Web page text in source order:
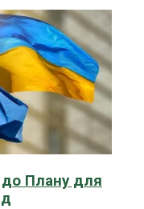
до Плану для